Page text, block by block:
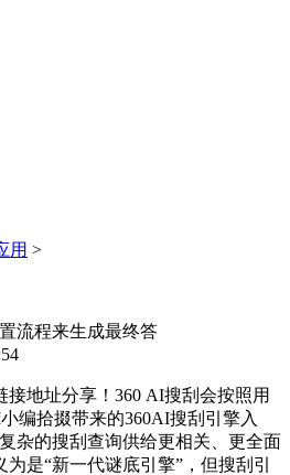
用 >
流程来生成最终答
地址分享！360 AI搜刮会按照用
编拾掇带来的360AI搜刮引擎入
杂的搜刮查询供给更相关、更全面
是“新一代谜底引擎”，但搜刮引